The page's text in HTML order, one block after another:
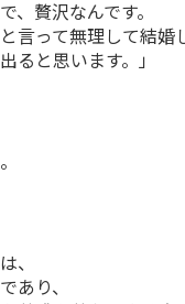
、贅沢なんです。
言って無理して結婚
ると思います。」
、
あり、